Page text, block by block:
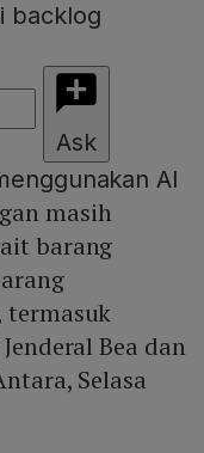
backlog
Ask
AI
masih
barang
termasuk
Bea dan
Selasa